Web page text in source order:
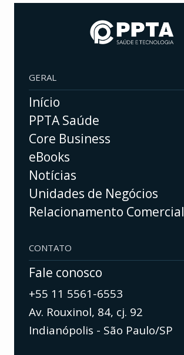
GERAL
Início
PPTA Saúde
Core Business
eBooks
Notícias
Unidades de Negócios
Relacionamento Comercial
CONTATO
Fale conosco
+55 11 5561-6553
Av. Rouxinol, 84, cj. 92
Indianópolis - São Paulo/SP